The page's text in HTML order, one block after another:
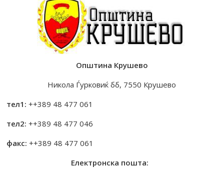
Општина Крушево
Никола Ѓурковиќ бб, 7550 Крушево
тел1: ++389 48 477 061
тел2: ++389 48 477 046
факс: ++389 48 477 061
Електронска пошта: